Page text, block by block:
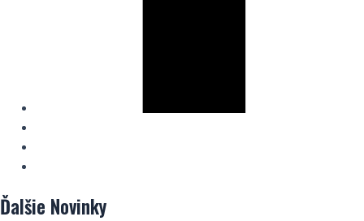
Ďalšie Novinky